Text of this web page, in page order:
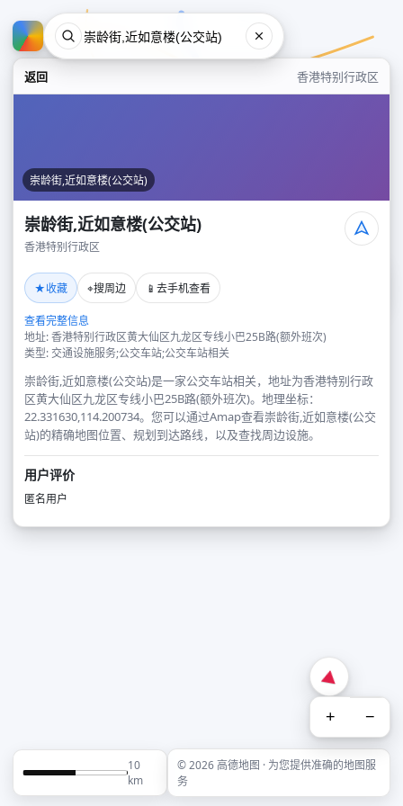
返回 香港特别行政区
崇龄街,近如意楼(公交站)
崇龄街,近如意楼(公交站)
香港特别行政区
★收藏 ⌖搜周边 📱 去手机查看
查看完整信息
地址: 香港特别行政区黄大仙区九龙区专线小巴25B路(额外班次)
类型: 交通设施服务;公交车站;公交车站相关
崇龄街,近如意楼(公交站)是一家公交车站相关，地址为香港特别行政
区黄大仙区九龙区专线小巴25B路(额外班次)。地理坐标：
22.331630,114.200734。您可以通过Amap查看崇龄街,近如意楼(公交
站)的精确地图位置、规划到达路线，以及查找周边设施。
用户评价
匿名用户
+ −
10
km
© 2026 高德地图 · 为您提供准确的地图服
务